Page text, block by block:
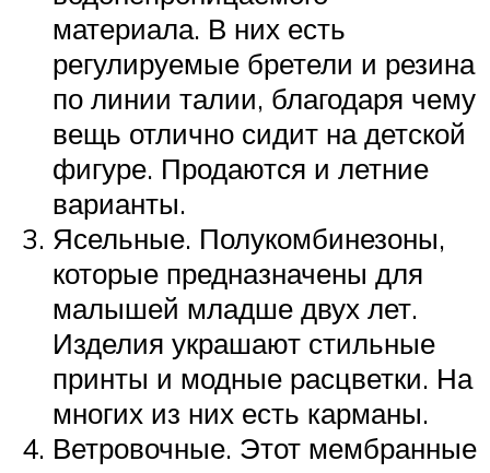
материала. В них есть
регулируемые бретели и резина
по линии талии, благодаря чему
вещь отлично сидит на детской
фигуре. Продаются и летние
варианты.
Ясельные. Полукомбинезоны,
которые предназначены для
малышей младше двух лет.
Изделия украшают стильные
принты и модные расцветки. На
многих из них есть карманы.
Ветровочные. Этот мембранные